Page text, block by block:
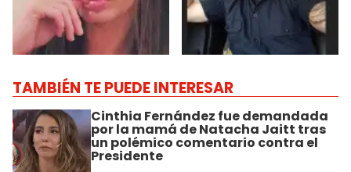
TAMBIÉN TE PUEDE INTERESAR
Cinthia Fernández fue demandada
por la mamá de Natacha Jaitt tras
un polémico comentario contra el
Presidente